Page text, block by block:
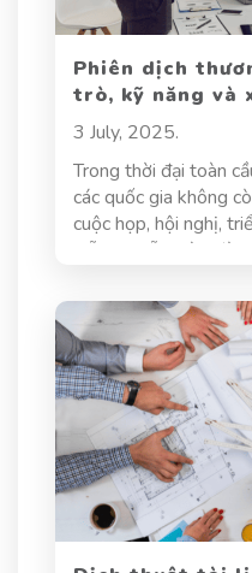
Phiên dịch
trò, kỹ năng và
lĩnh vực này
3 July, 2025.
Trong thời đại toàn
các quốc gia không
cuộc họp, hội nghị,
diễn ra mỗi ngày,
ngôn ngữ và văn
thương mại đóng vai trò
thuần là người
viên thương mại là
doanh nghiệp vượt
đẩy hợp tác và mở
sẽ giúp bạn hiểu rõ
nghĩa, vai trò, kỹ
hướng mới đang
phiên dịch thương